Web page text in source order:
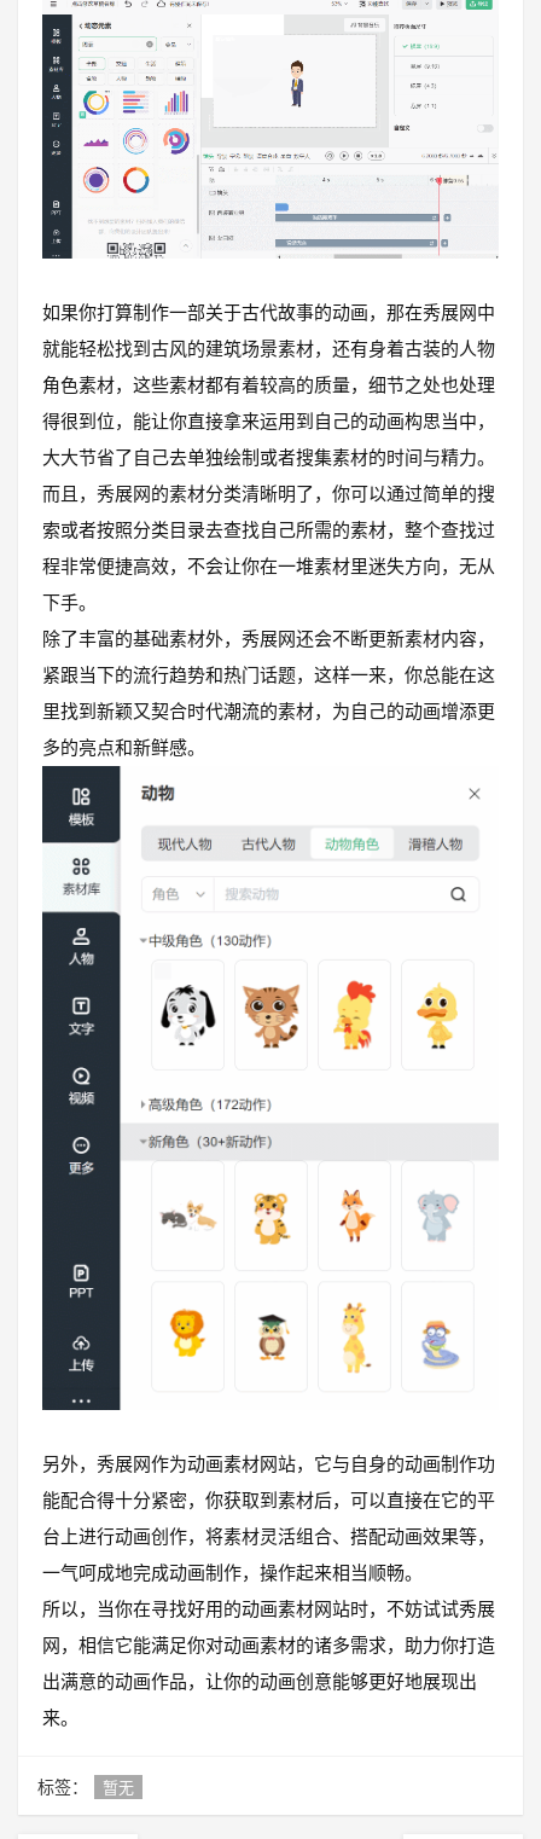
如果你打算制作一部关于古代故事的动画，那在秀展网中
就能轻松找到古风的建筑场景素材，还有身着古装的人物
角色素材，这些素材都有着较高的质量，细节之处也处理
得很到位，能让你直接拿来运用到自己的动画构思当中，
大大节省了自己去单独绘制或者搜集素材的时间与精力。
而且，秀展网的素材分类清晰明了，你可以通过简单的搜
索或者按照分类目录去查找自己所需的素材，整个查找过
程非常便捷高效，不会让你在一堆素材里迷失方向，无从
下手。
除了丰富的基础素材外，秀展网还会不断更新素材内容，
紧跟当下的流行趋势和热门话题，这样一来，你总能在这
里找到新颖又契合时代潮流的素材，为自己的动画增添更
多的亮点和新鲜感。
另外，秀展网作为动画素材网站，它与自身的动画制作功
能配合得十分紧密，你获取到素材后，可以直接在它的平
台上进行动画创作，将素材灵活组合、搭配动画效果等，
一气呵成地完成动画制作，操作起来相当顺畅。
所以，当你在寻找好用的动画素材网站时，不妨试试秀展
网，相信它能满足你对动画素材的诸多需求，助力你打造
出满意的动画作品，让你的动画创意能够更好地展现出
来。
标签： 暂无